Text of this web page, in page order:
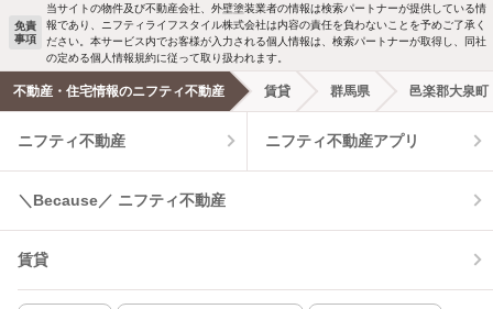
免責
事項
当サイトの物件及び不動産会社、外壁塗装業者の情報は検索パートナーが提供している情
報であり、ニフティライフスタイル株式会社は内容の責任を負わないことを予めご了承く
ださい。本サービス内でお客様が入力される個人情報は、検索パートナーが取得し、同社
の定める個人情報規約に従って取り扱われます。
不動産・住宅情報のニフティ不動産 賃貸 群馬県 邑楽郡大泉町
ニフティ不動産 ニフティ不動産アプリ
＼Because／ ニフティ不動産
賃貸